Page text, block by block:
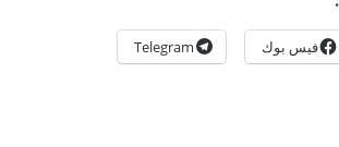
فيس بوك Telegram